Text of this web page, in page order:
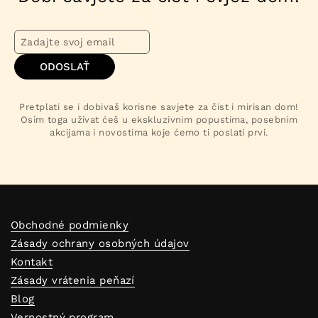
ODOSLAŤ
Pretplati se i dobivaš korisne savjete za čist i mirisan dom!
Osim toga uživat ćeš u ekskluzivnim popustima, posebnim
akcijama i novostima koje ćemo ti poslati prvi.
Obchodné podmienky
Zásady ochrany osobných údajov
Kontakt
Zásady vrátenia peňazí
Blog